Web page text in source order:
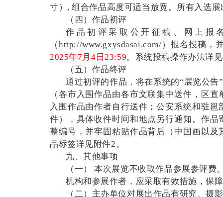
寸）, 组合作品高度可适当放宽。所有入选
（四）作品初评
作品初评采取公开征稿、网上报
（http://www.gxysdasai.com/）报名投稿
2025年7月4日23:59。系统投稿操作办法详
（五）作品终评
通过初评的作品，将在系统的“展览公
（各市入围作品由各市文联集中送件，区
入围作品由作者自行送件；公安系统和驻
件），具体收件时间和地点另行通知。作
整编号，并牢固粘贴作品背后（中国画以
品标签详见附件2。
九、其他事项
（一） 本次展览不收取作品参展参评费
机构和参展作者，应采取有效措施，保
（二）主办单位对展出作品有研究、摄